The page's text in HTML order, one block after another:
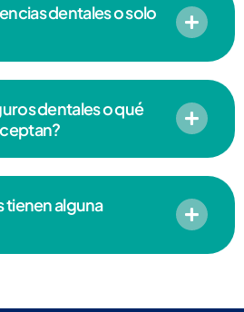
dentales o solo
dentales o qué
tienen alguna